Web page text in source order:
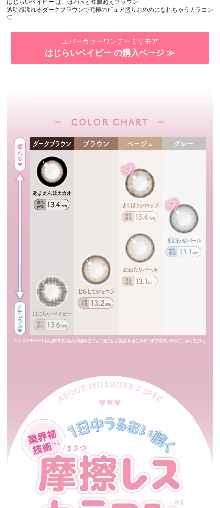
はじらいベイビー は、ほわっと裸眼超えブラウン
透明感溢れるダークブラウンで究極のピュア盛りおめめになれちゃうカラコン
♡
エバーカラーワンデーミリモア
はじらいベイビー の購入ページ ≫